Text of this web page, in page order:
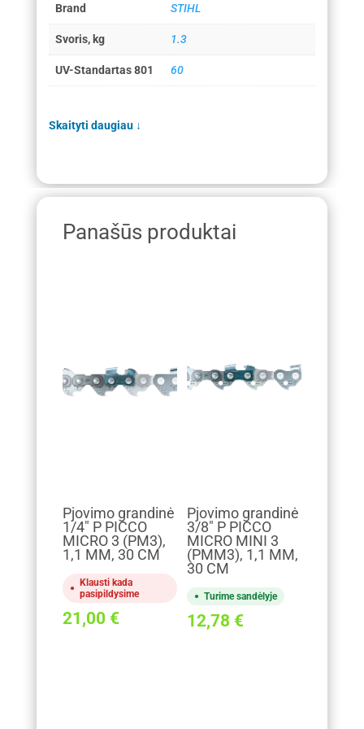
Brand STIHL
Svoris, kg 1.3
UV-Standartas 801 60
Skaityti daugiau ↓
Panašūs produktai
Pjovimo grandinė
1/4" P PICCO
MICRO 3 (PM3),
1,1 MM, 30 CM
Klausti kada
pasipildysime
21,00 €
Pjovimo grandinė
3/8" P PICCO
MICRO MINI 3
(PMM3), 1,1 MM,
30 CM
Turime sandėlyje
12,78 €